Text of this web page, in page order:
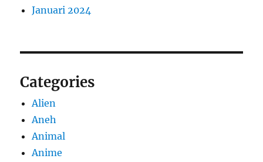
Januari 2024
Categories
Alien
Aneh
Animal
Anime